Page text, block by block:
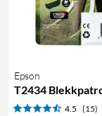
Epson
T2434
4.5 (15)